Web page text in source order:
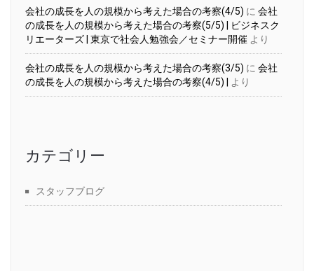
会社の成長を人の規模から考えた場合の考察(4/5) に 会社
の成長を人の規模から考えた場合の考察(5/5) | ビジネスク
リエーターズ | 東京で社会人勉強会／セミナー開催 より
会社の成長を人の規模から考えた場合の考察(3/5) に 会社
の成長を人の規模から考えた場合の考察(4/5) |
より
カテゴリー
スタッフブログ